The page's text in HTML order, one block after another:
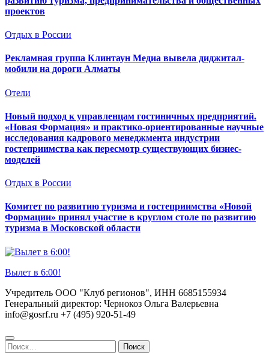
проектов
Отдых в России
Рекламная группа Клинтаун Медиа вывела диджитал-
мобили на дороги Алматы
Отели
Новый подход к управленцам гостиничных предприятий.
«Новая Формация» и практико-ориентированные научные
исследования кадрового менеджмента индустрии
гостеприимства как пересмотр существующих бизнес-
моделей
Отдых в России
Комитет по развитию туризма и гостеприимства «Новой
Формации» принял участие в круглом столе по развитию
туризма в Московской области
Вылет в 6:00!
Учредитель ООО "Клуб регионов", ИНН 6685155934
Генеральный директор: Чернокоз Ольга Валерьевна
info@gosrf.ru +7 (495) 920-51-49
Найти: